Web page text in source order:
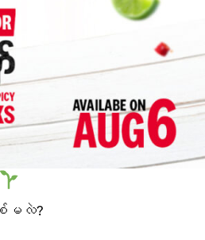
စ်မလဲ?